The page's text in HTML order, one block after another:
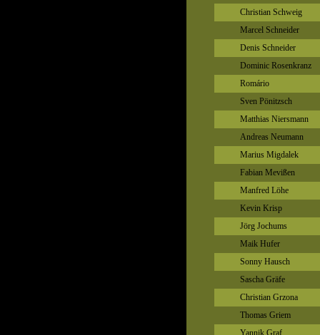
Christian Schweig
Marcel Schneider
Denis Schneider
Dominic Rosenkranz
Romário
Sven Pönitzsch
Matthias Niersmann
Andreas Neumann
Marius Migdalek
Fabian Mevißen
Manfred Löhe
Kevin Krisp
Jörg Jochums
Maik Hufer
Sonny Hausch
Sascha Gräfe
Christian Grzona
Thomas Griem
Yannik Graf